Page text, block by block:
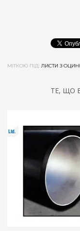
МІТКОЮ ПІД: ЛИСТИ З
ТЕ, ЩО